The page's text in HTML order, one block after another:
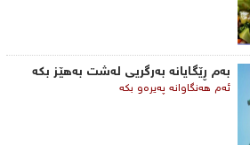
به‌م ڕێگایانه‌ به‌رگریی‌ له‌شت به‌هێز بكه‌
ئه‌م هه‌نگاوانه‌ په‌یره‌و بكه‌